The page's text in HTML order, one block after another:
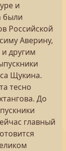
и
были
Российской
Аверину,
другим
Щукина.
тесно
До
главный